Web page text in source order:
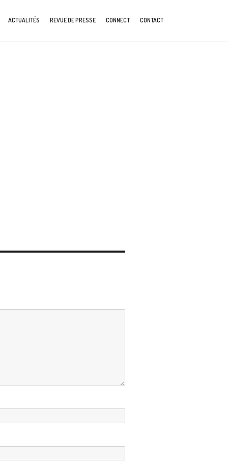
ACTUALITÉS REVUE DE PRESSE CONNECT CONTACT